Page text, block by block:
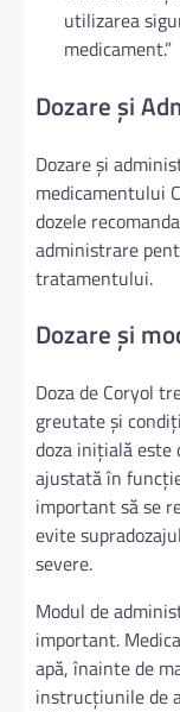
utilizarea
medicament.”
Dozare și
Dozare și
medicamentului
dozele
administrare
tratamentului.
Dozare și
Doza de Coryol
greutate și
doza inițială este
ajustată în
important să se
evite
severe.
Modul de
important.
apă, înainte de
instrucțiunile de